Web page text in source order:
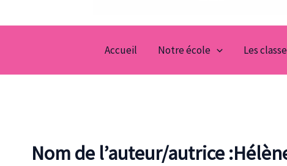
Accueil Notre école Les
Nom de l’auteur/autrice